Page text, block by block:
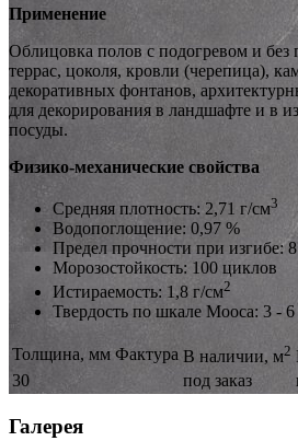
Применение
Облицовка полов с подогревом и без
террас, цоколя, кровли (черепица),
декоративных фонтанов,
для декорирования в ландшафте и в
посуды.
Физико-механические свойства
Средняя плотность: 2,71 г/см3
Водопоглощение: 0,97 %
Предел прочности при изгибе:
Морозостойкость: 100 циклов
Истираемость: 1,8 г/см2
Твердость по шкале Мооса: 3 - 6
Толщина, мм Фактура В наличии, м2
30 под заказ
Галерея